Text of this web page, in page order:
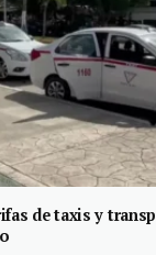
de taxis y